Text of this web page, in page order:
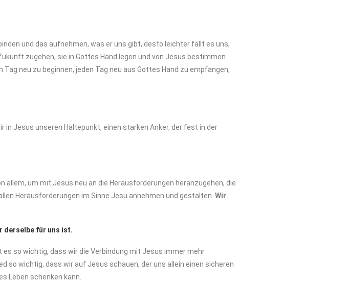
und das aufnehmen, was er uns gibt, desto leichter fällt es uns,
zugehen, sie in Gottes Hand legen und von Jesus bestimmen
neu zu beginnen, jeden Tag neu aus Gottes Hand zu empfangen,
in Jesus unseren Haltepunkt, einen starken Anker, der fest in der
allem, um mit Jesus neu an die Herausforderungen heranzugehen, die
Herausforderungen im Sinne Jesu annehmen und gestalten. Wir
derselbe für uns ist.
so wichtig, dass wir die Verbindung mit Jesus immer mehr
so wichtig, dass wir auf Jesus schauen, der uns allein einen sicheren
Leben schenken kann.